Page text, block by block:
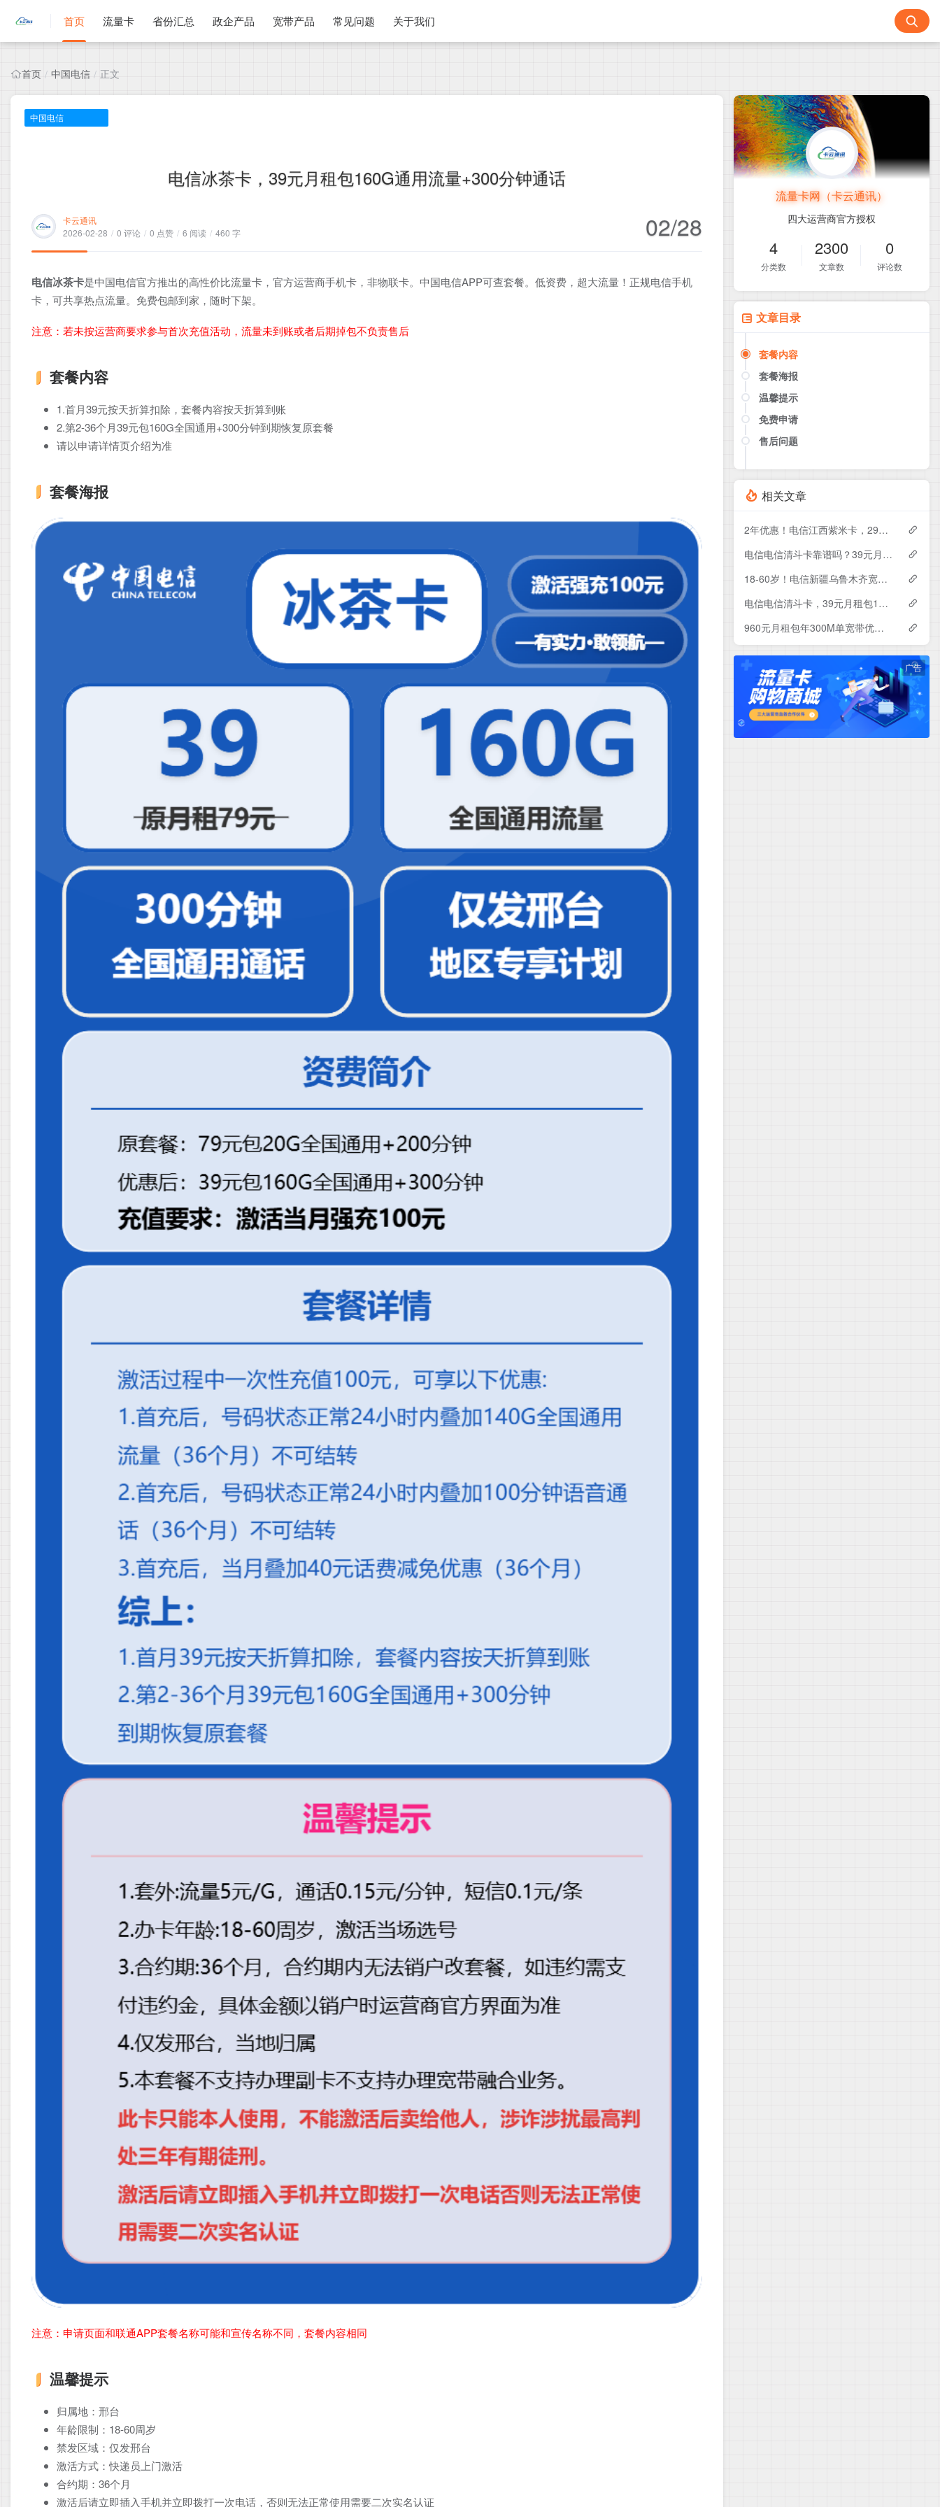
首页 流量卡 省份汇总 政企产品 宽带产品 常见问题 关于我们
首页 / 中国电信 / 正文
中国电信
电信冰茶卡，39元月租包160G通用流量+300分钟通话
卡云通讯
2026-02-28 / 0 评论 / 0 点赞 / 6 阅读 / 460 字 02/28
电信冰茶卡是中国电信官方推出的高性价比流量卡，官方运营商手机卡，非物联卡。中国电信APP可查套餐。低资费，超大流量！正规电信手机
卡，可共享热点流量。免费包邮到家，随时下架。
注意：若未按运营商要求参与首次充值活动，流量未到账或者后期掉包不负责售后
套餐内容
1.首月39元按天折算扣除，套餐内容按天折算到账
2.第2-36个月39元包160G全国通用+300分钟到期恢复原套餐
请以申请详情页介绍为准
套餐海报
注意：申请页面和联通APP套餐名称可能和宣传名称不同，套餐内容相同
温馨提示
归属地：邢台
年龄限制：18-60周岁
禁发区域：仅发邢台
激活方式：快递员上门激活
合约期：36个月
激活后请立即插入手机并立即拨打一次电话，否则无法正常使用需要二次实名认证
流量卡网（卡云通讯）
四大运营商官方授权
4
分类数
2300
文章数
0
评论数
文章目录
套餐内容
套餐海报
温馨提示
免费申请
点击这里或者手机扫描下方二维码
售后问题
相关文章
2年优惠！电信江西紫米卡，29元月租包500G+200分钟
电信电信清斗卡靠谱吗？39元月租包185G+200分钟实测分享
18-60岁！电信新疆乌鲁木齐宽带卡，119-229元月租1200-1800M120-240G+1300-3000分钟融合宽带套餐
电信电信清斗卡，39元月租包185G+200分钟
960元月租包年300M单宽带优惠套餐！电信辽宁沈阳宽带卡套餐详情与办理指南
广告